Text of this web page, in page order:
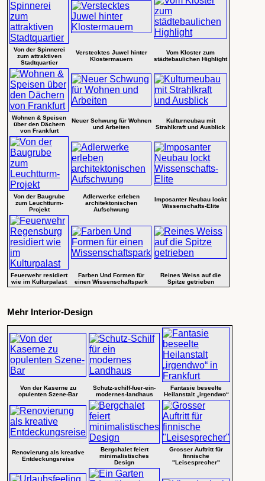
Von der Spinnerei
zum attraktiven
Stadtquartier
Verstecktes Juwel hinter
Klostermauern
Vom Kloster zum
städtebaulichen Highlight
Wohnen & Speisen
über den Dächern
von Frankfurt
Neuer Schwung für Wohnen
und Arbeiten
Kulturneubau mit
Strahlkraft und Ausblick
Von der Baugrube
zum Leuchtturm-
Projekt
Adlerwerke erleben
architektonischen
Aufschwung
Imposanter Neubau lockt
Wissenschafts-Elite
Feuerwehr residiert
wie im Kulturpalast
Farben Und Formen für
einen Wissenschaftspark
Reines Weiss auf die
Spitze getrieben
Mehr Interior-Design
Von der Kaserne zu
opulenten Szene-Bar
Schutz-schilf-fuer-ein-
modernes-landhaus
Fantasie beseelte
Heilanstalt „irgendwo“
Renovierung als kreative
Entdeckungsreise
Bergchalet feiert
minimalistisches
Design
Grosser Auftritt für
finnische
"Leisesprecher"